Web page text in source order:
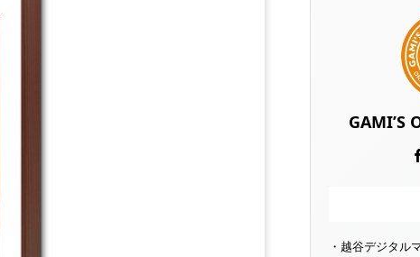
GAMI’S
・越谷デジタ